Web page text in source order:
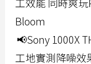
Bloom
📢Sony 1000X
工地實測降噪效